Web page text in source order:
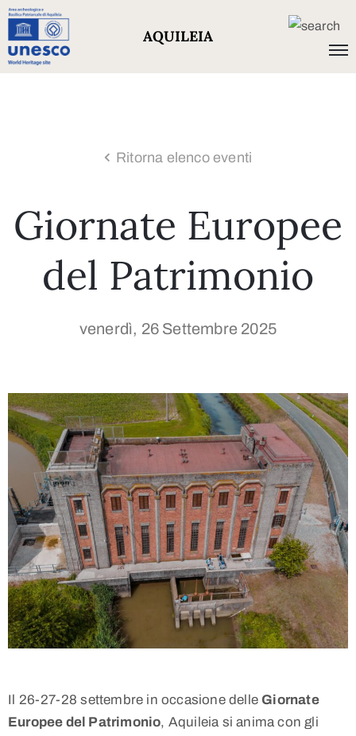
AQUILEIA
Ritorna elenco eventi
Giornate Europee
del Patrimonio
venerdì, 26 Settembre 2025
Il 26-27-28 settembre in occasione delle Giornate
Europee del Patrimonio, Aquileia si anima con gli